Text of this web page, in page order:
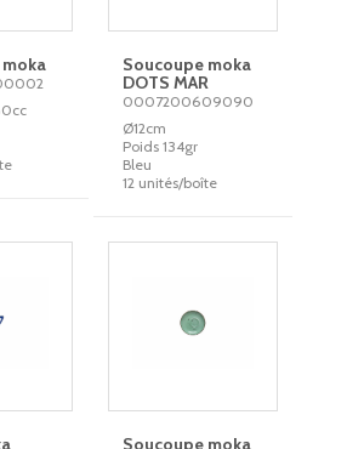
moka
Soucoupe moka
DOTS MAR
0007200609090
Ø12cm
Poids 134gr
Bleu
12 unités/boîte
Soucoupe moka